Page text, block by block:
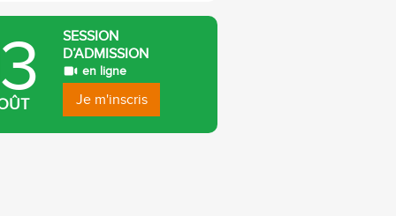
SESSION
D’ADMISSION
en ligne
Je m'inscris